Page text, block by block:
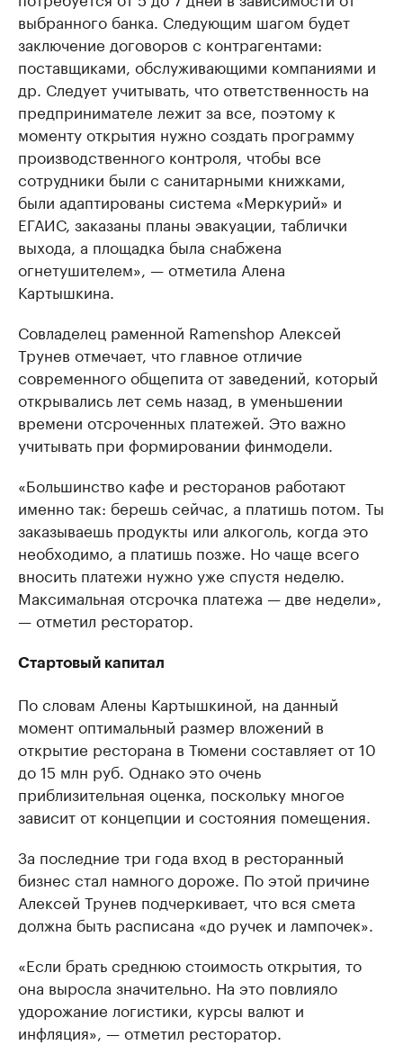
выбранного банка. Следующим шагом будет
заключение договоров с контрагентами:
поставщиками, обслуживающими компаниями и
др. Следует учитывать, что ответственность на
предпринимателе лежит за все, поэтому к
моменту открытия нужно создать программу
производственного контроля, чтобы все
сотрудники были с санитарными книжками,
были адаптированы система «Меркурий» и
ЕГАИС, заказаны планы эвакуации, таблички
выхода, а площадка была снабжена
огнетушителем», — отметила Алена
Картышкина.
Совладелец раменной Ramenshop Алексей
Трунев отмечает, что главное отличие
современного общепита от заведений, который
открывались лет семь назад, в уменьшении
времени отсроченных платежей. Это важно
учитывать при формировании финмодели.
«Большинство кафе и ресторанов работают
именно так: берешь сейчас, а платишь потом. Ты
заказываешь продукты или алкоголь, когда это
необходимо, а платишь позже. Но чаще всего
вносить платежи нужно уже спустя неделю.
Максимальная отсрочка платежа — две недели»,
— отметил ресторатор.
Стартовый капитал
По словам Алены Картышкиной, на данный
момент оптимальный размер вложений в
открытие ресторана в Тюмени составляет от 10
до 15 млн руб. Однако это очень
приблизительная оценка, поскольку многое
зависит от концепции и состояния помещения.
За последние три года вход в ресторанный
бизнес стал намного дороже. По этой причине
Алексей Трунев подчеркивает, что вся смета
должна быть расписана «до ручек и лампочек».
«Если брать среднюю стоимость открытия, то
она выросла значительно. На это повлияло
удорожание логистики, курсы валют и
инфляция», — отметил ресторатор.